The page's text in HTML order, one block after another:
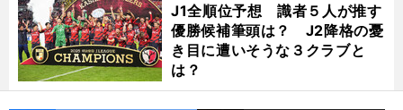
J1全順位予想 識者５人が推す
優勝候補筆頭は？ J2降格の憂
き目に遭いそうな３クラブと
は？